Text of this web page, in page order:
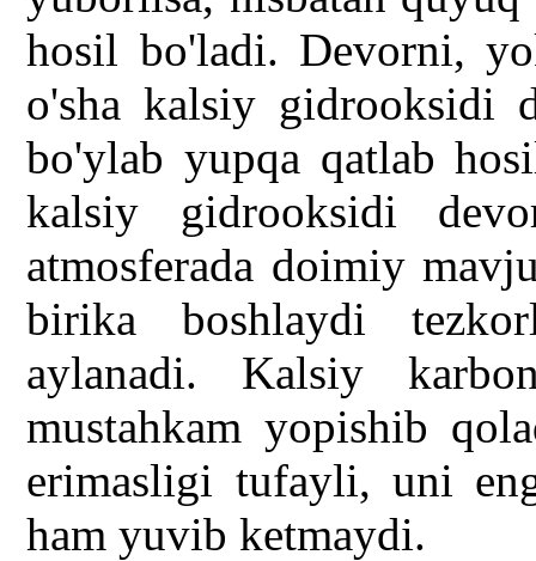
hosil bo'ladi. Devorni,
o'sha kalsiy gidrooksidi
bo'ylab yupqa qatlab
kalsiy gidrooksidi
atmosferada doimiy
birika boshlaydi
aylanadi. Kalsiy
mustahkam yopishib
erimasligi tufayli, uni
ham yuvib ketmaydi.